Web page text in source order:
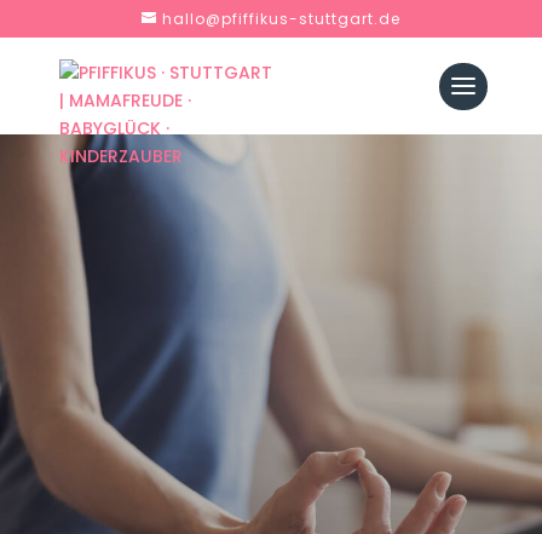
hallo@pfiffikus-stuttgart.de
PFIFFIKUS
YOGA|
MAMAFREUDE